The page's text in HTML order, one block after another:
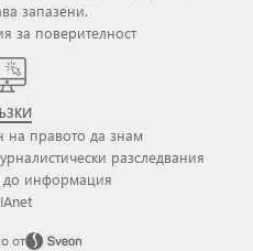
запазени.
за поверителност
правото да знам
разследвания
информация
от